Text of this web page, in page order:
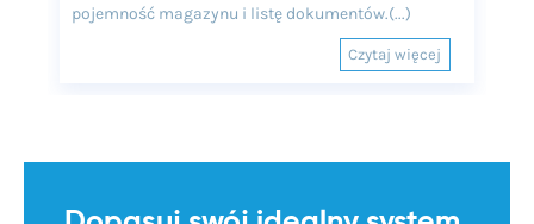
pojemność magazynu i listę dokumentów.(...)
Czytaj więcej